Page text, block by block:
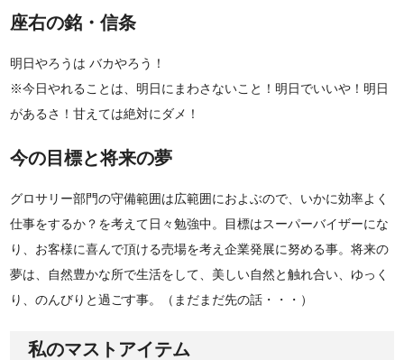
座右の銘・信条
明日やろうは バカやろう！
※今日やれることは、明日にまわさないこと！明日でいいや！明日
があるさ！甘えては絶対にダメ！
今の目標と将来の夢
グロサリー部門の守備範囲は広範囲におよぶので、いかに効率よく
仕事をするか？を考えて日々勉強中。目標はスーパーバイザーにな
り、お客様に喜んで頂ける売場を考え企業発展に努める事。将来の
夢は、自然豊かな所で生活をして、美しい自然と触れ合い、ゆっく
り、のんびりと過ごす事。（まだまだ先の話・・・）
私のマストアイテム